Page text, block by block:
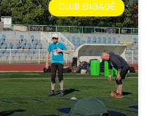
CLUB ENGAGÉ